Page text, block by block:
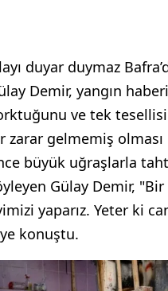
duyar duymaz
Demir, yangın
ve tek
zarar gelmemiş
büyük uğraşlarla
Gülay Demir,
yaparız. Yeter ki
konuştu.